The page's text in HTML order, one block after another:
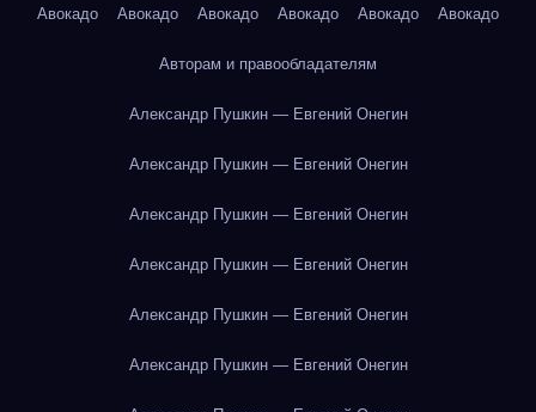
Авокадо Авокадо Авокадо Авокадо Авокадо Авокадо
Авторам и правообладателям
Александр Пушкин — Евгений Онегин
Александр Пушкин — Евгений Онегин
Александр Пушкин — Евгений Онегин
Александр Пушкин — Евгений Онегин
Александр Пушкин — Евгений Онегин
Александр Пушкин — Евгений Онегин